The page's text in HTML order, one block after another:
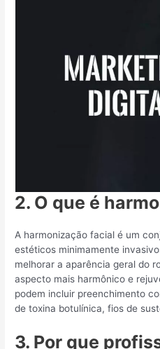
2. O que é
A harmonização facial é um
estéticos minimamente
melhorar a aparência geral do
aspecto mais harmônico e
podem incluir preenchimento
de toxina botulínica, fios de
3. Por que